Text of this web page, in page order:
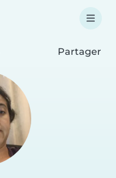
Partager